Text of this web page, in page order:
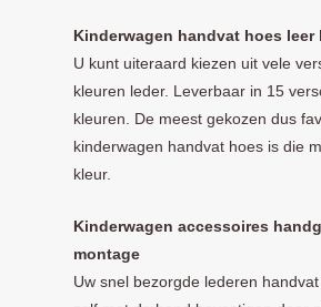
Kinderwagen handvat hoes leer
U kunt uiteraard kiezen uit vele
kleuren leder. Leverbaar in 15
kleuren. De meest gekozen dus
kinderwagen handvat hoes is die
kleur.
Kinderwagen accessoires
montage
Uw snel bezorgde lederen